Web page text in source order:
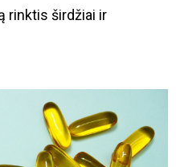
rinktis širdžiai ir